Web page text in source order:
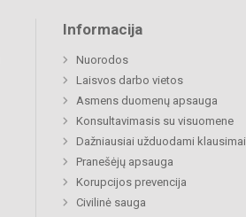
Informacija
Nuorodos
Laisvos darbo vietos
Asmens duomenų apsauga
Konsultavimasis su visuomene
Dažniausiai užduodami klausimai
Pranešėjų apsauga
Korupcijos prevencija
Civilinė sauga